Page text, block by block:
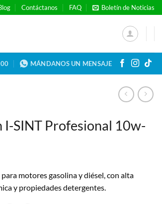
Contáctanos FAQ Boletín de Noticias
MÁNDANOS UN MENSAJE
I-SINT Profesional 10w-
motores gasolina y diésel, con alta
y propiedades detergentes.